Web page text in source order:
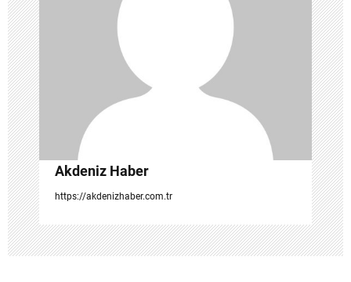
e
s
i
Akdeniz Haber
https://akdenizhaber.com.tr